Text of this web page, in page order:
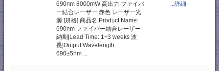
690nm 8000mW 高出力 ファイバ
ー結合レーザー 赤色 レーザー光
源 [規格] 商品名|Product Name:
690nm ファイバー結合レーザー
納期|Lead Time: 1~3 weeks 波
長|Output Wavelength:
690±5nm ...
...詳細